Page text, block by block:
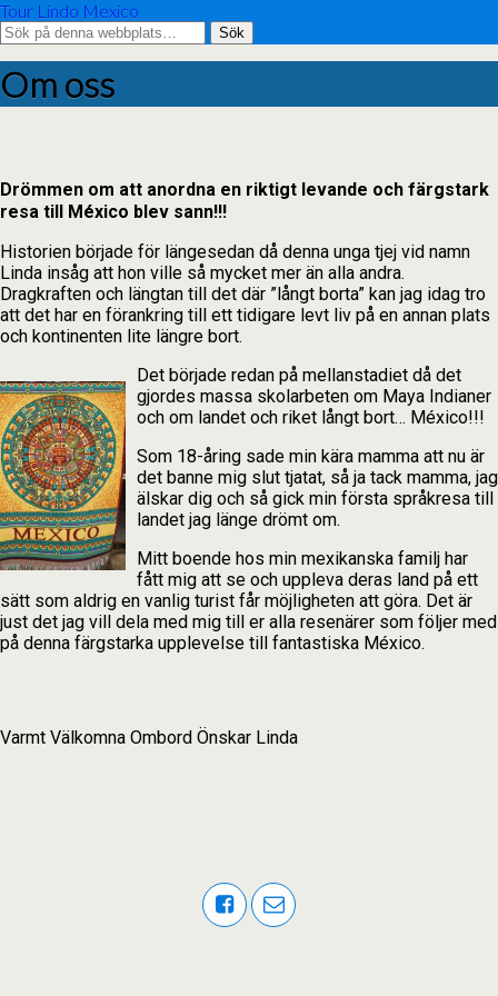
Tour Lindo Mexico
Om oss
Drömmen om att anordna en riktigt levande och färgstark
resa till México blev sann!!!
Historien började för längesedan då denna unga tjej vid namn
Linda insåg att hon ville så mycket mer än alla andra.
Dragkraften och längtan till det där ”långt borta” kan jag idag tro
att det har en förankring till ett tidigare levt liv på en annan plats
och kontinenten lite längre bort.
Det började redan på mellanstadiet då det
gjordes massa skolarbeten om Maya Indianer
och om landet och riket långt bort… México!!!
Som 18-åring sade min kära mamma att nu är
det banne mig slut tjatat, så ja tack mamma, jag
älskar dig och så gick min första språkresa till
landet jag länge drömt om.
Mitt boende hos min mexikanska familj har
fått mig att se och uppleva deras land på ett
sätt som aldrig en vanlig turist får möjligheten att göra. Det är
just det jag vill dela med mig till er alla resenärer som följer med
på denna färgstarka upplevelse till fantastiska México.
Varmt Välkomna Ombord Önskar Linda